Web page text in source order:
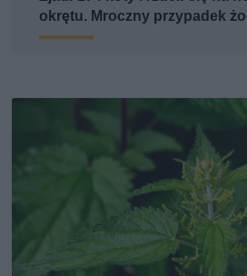
okrętu. Mroczny przypadek